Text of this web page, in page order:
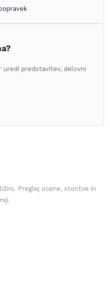
uredi predstavitev, delovni
Preglej ocene, storitve in